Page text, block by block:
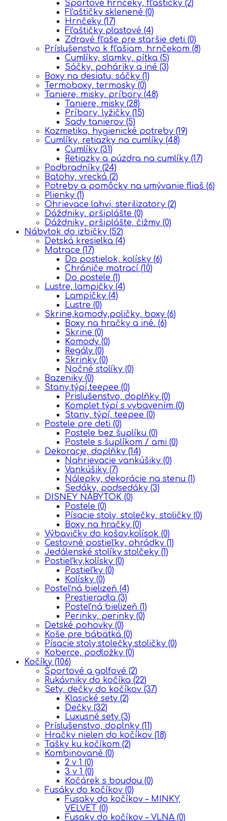
Športové hrnčeky, fľaštičky (2)
Fľaštičky sklenené (0)
Hrnčeky (17)
Fľaštičky plastové (4)
Zdravé fľaše pre staršie deti (0)
Príslušenstvo k fľašiam, hrnčekom (8)
Cumlíky, slamky, pítka (5)
Sáčky, poháriky a iné (3)
Boxy na desiatu, sáčky (1)
Termoboxy, termosky (0)
Taniere, misky, príbory (48)
Taniere, misky (28)
Príbory, lyžičky (15)
Sady tanierov (5)
Kozmetika, hygienické potreby (19)
Cumlíky, retiazky na cumlíky (48)
Cumlíky (31)
Retiazky a púzdra na cumlíky (17)
Podbradníky (24)
Batohy, vrecká (2)
Potreby a pomôcky na umývanie fliaš (6)
Plienky (1)
Ohrievace lahvi, sterilizatory (2)
Dáždniky, pršiplášte (0)
Dáždniky, pršiplášte, čižmy (0)
Nábytok do izbičky (52)
Detská kresielka (4)
Matrace (17)
Do postielok, kolísky (6)
Chrániče matrací (10)
Do postele (1)
Lustre, lampičky (4)
Lampičky (4)
Lustre (0)
Skrine,komody,poličky, boxy (6)
Boxy na hračky a iné. (6)
Skrine (0)
Komody (0)
Regály (0)
Skrinky (0)
Nočné stolíky (0)
Bazeniky (0)
Stany,týpí,teepee (0)
Prislušenstvo, doplňky (0)
Komplet týpí s vybavením (0)
Stany, týpí, teepee (0)
Postele pre deti (0)
Postele bez šuplíku (0)
Postele s šuplíkom / ami (0)
Dekoracje, doplňky (14)
Nahrievacie vankúšiky (0)
Vankúšiky (7)
Nálepky, dekorácie na stenu (1)
Sedáky, podsedáky (3)
DISNEY NÁBYTOK (0)
Postele (0)
Písacie stoly, stolečky, stoličky (0)
Boxy na hračky (0)
Výbavičky do košov,kolísok (0)
Cestovné postieľky, ohrádky (1)
Jedálenské stolíky stolčeky (1)
Postieľky,kolísky (0)
Postieľky (0)
Kolísky (0)
Posteľná bielizeň (4)
Prestieradla (3)
Posteľná bielizeň (1)
Perinky, perinky (0)
Detské pohovky (0)
Koše pre bábätká (0)
Písacie stoly,stolečky,stoličky (0)
Koberce, podložky (0)
Kočíky (106)
Športové a golfové (2)
Rukávniky do kočíka (22)
Sety, dečky do kočíkov (37)
Klasické sety (2)
Dečky (32)
Luxusné sety (3)
Príslušenstvo, doplnky (11)
Hračky nielen do kočíkov (18)
Tašky ku kočíkom (2)
Kombinované (0)
2 v 1 (0)
3 v 1 (0)
Kočárek s boudou (0)
Fusáky do kočíkov (0)
Fusaky do kočíkov – MINKY,
VELVET (0)
Fusaky do kočíkov – VLNA (0)